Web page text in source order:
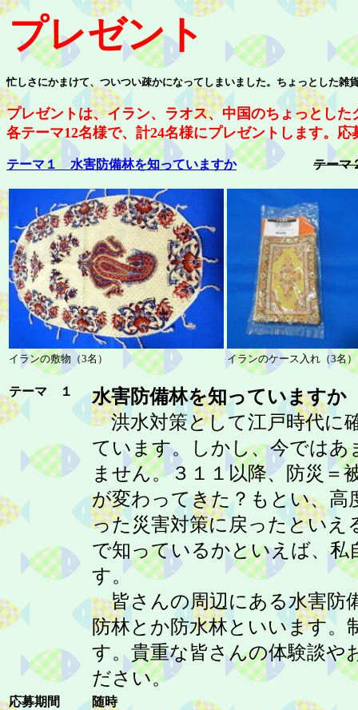
プレゼント
忙しさにかまけて、ついつい疎かになってしまいました。ちょっとした雑
プレゼントは、イラン、ラオス、中国のちょっとした
各テーマ12名様で、計24名様にプレゼントします。
テーマ１ 水害防備林を知っていますか テーマ
イランの敷物（3名） イランのケース入れ（3名）
テーマ １
水害防備林を知っていますか
洪水対策として江戸時代に
ています。しかし、今ではあ
ません。３１１以降、防災＝
が変わってきた？もとい、高
った災害対策に戻ったといえ
で知っているかといえば、私
す。
皆さんの周辺にある水害防
防林とか防水林といいます。
す。貴重な皆さんの体験談や
ださい。
応募期間 随時